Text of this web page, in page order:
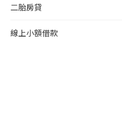
二胎房貸
線上小額借款